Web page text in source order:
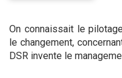
On connaissait le
le changement,
DSR invente le